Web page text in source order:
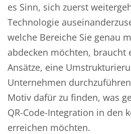
es Sinn, sich zuerst
Technologie
welche Bereiche Sie genau
abdecken möchten, braucht
Ansätze, eine
Unternehmen
Motiv dafür zu finden, was
QR-Code-Integration in den
erreichen möchten.